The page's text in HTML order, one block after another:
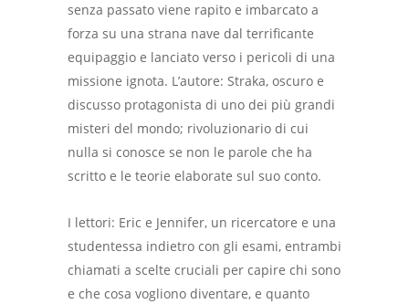
senza passato viene rapito e imbarcato a
forza su una strana nave dal terrificante
equipaggio e lanciato verso i pericoli di una
missione ignota. L’autore: Straka, oscuro e
discusso protagonista di uno dei più grandi
misteri del mondo; rivoluzionario di cui
nulla si conosce se non le parole che ha
scritto e le teorie elaborate sul suo conto.
I lettori: Eric e Jennifer, un ricercatore e una
studentessa indietro con gli esami, entrambi
chiamati a scelte cruciali per capire chi sono
e che cosa vogliono diventare, e quanto